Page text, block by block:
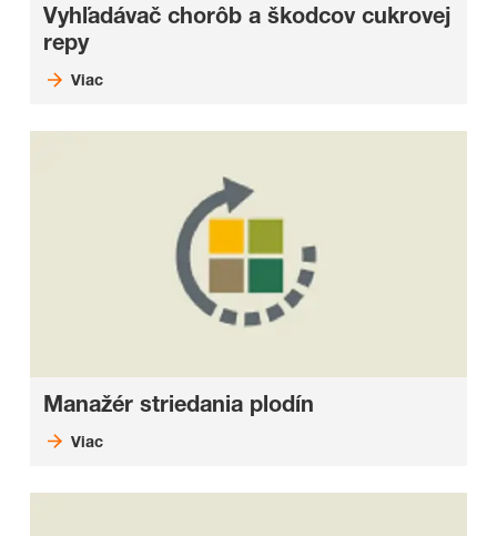
Vyhľadávač chorôb a škodcov cukrovej
repy
Viac
Manažér striedania plodín
Viac